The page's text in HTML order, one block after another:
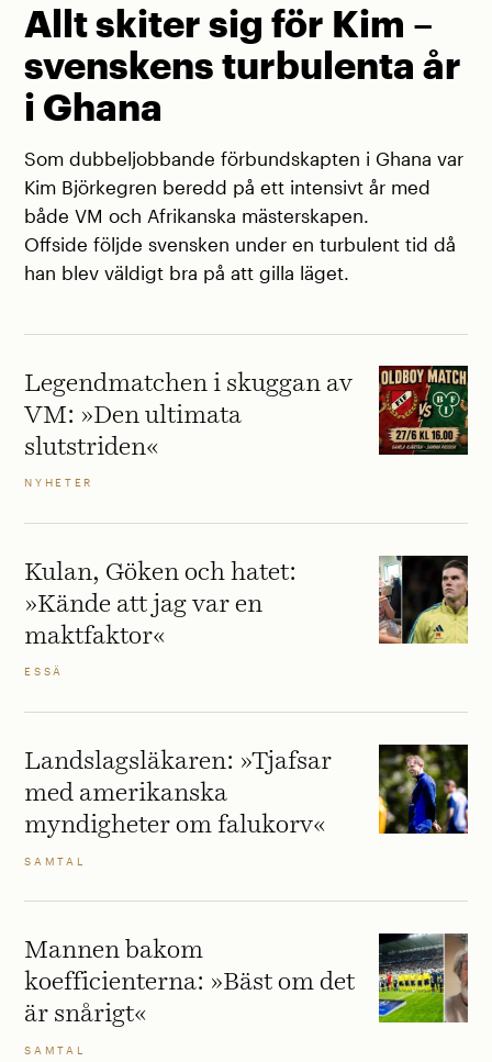
Allt skiter sig för Kim –
svenskens turbulenta år
i Ghana
Som dubbeljobbande förbundskapten i Ghana var
Kim Björkegren beredd på ett intensivt år med
både VM och Afrikanska mästerskapen.
Offside följde svensken under en turbulent tid då
han blev väldigt bra på att gilla läget.
Legendmatchen i skuggan av
VM: »Den ultimata
slutstriden«
NYHETER
Kulan, Göken och hatet:
»Kände att jag var en
maktfaktor«
ESSÄ
Landslagsläkaren: »Tjafsar
med amerikanska
myndigheter om falukorv«
SAMTAL
Mannen bakom
koefficienterna: »Bäst om det
är snårigt«
SAMTAL